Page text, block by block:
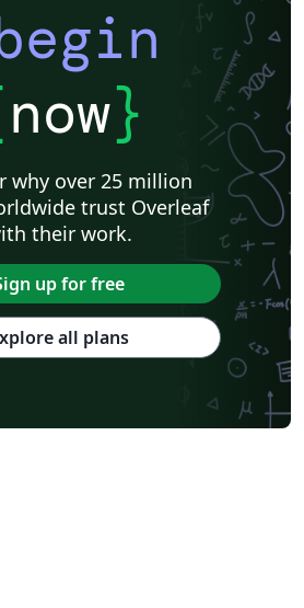
now}
why over 25 million
trust Overleaf
their work.
up for free
all plans